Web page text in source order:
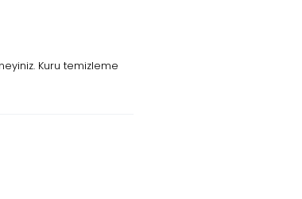
Kuru temizleme